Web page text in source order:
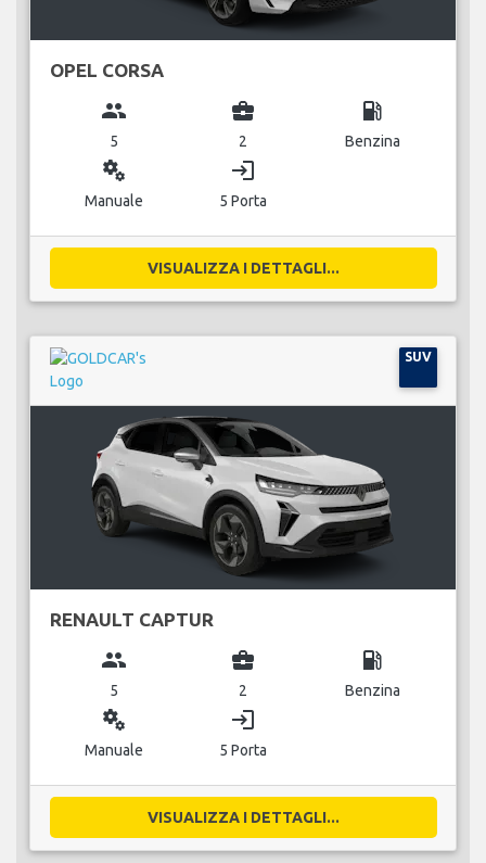
OPEL CORSA
group
5
business_center
2
local_gas_station
Benzina
miscellaneous_services
Manuale
login
5 Porta
VISUALIZZA I DETTAGLI...
SUV
RENAULT CAPTUR
group
5
business_center
2
local_gas_station
Benzina
miscellaneous_services
Manuale
login
5 Porta
VISUALIZZA I DETTAGLI...